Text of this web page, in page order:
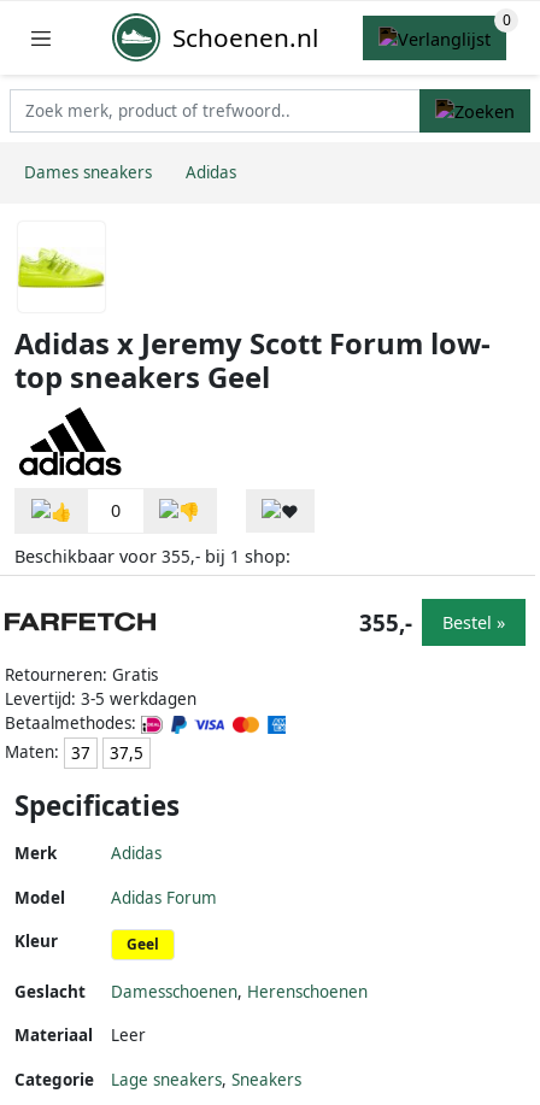
Schoenen.nl
Dames sneakers Adidas
Adidas x Jeremy Scott Forum low-
top sneakers Geel
0
Beschikbaar voor 355,- bij 1 shop:
Retourneren: Gratis
Levertijd: 3-5 werkdagen
Betaalmethodes:
Maten:
37 37,5
355,- Bestel »
Specificaties
Merk Adidas
Model
Adidas Forum
Kleur
Geel
Geslacht Damesschoenen, Herenschoenen
Materiaal
Leer
Categorie Lage sneakers, Sneakers